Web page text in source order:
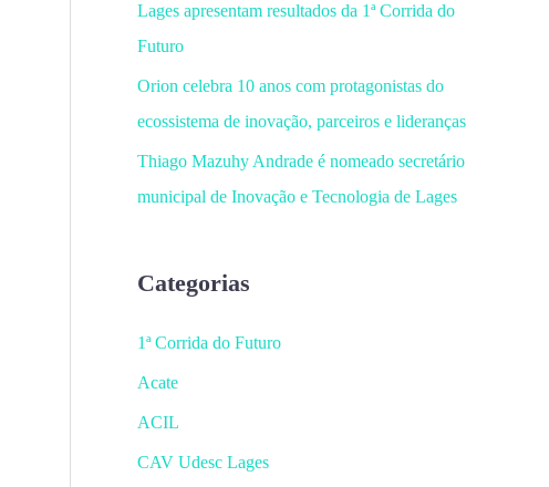
Lages apresentam resultados da 1ª Corrida do
Futuro
Orion celebra 10 anos com protagonistas do
ecossistema de inovação, parceiros e lideranças
Thiago Mazuhy Andrade é nomeado secretário
municipal de Inovação e Tecnologia de Lages
Categorias
1ª Corrida do Futuro
Acate
ACIL
CAV Udesc Lages